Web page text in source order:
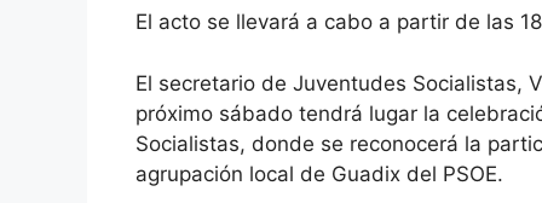
El acto se llevará a cabo a partir de las
El secretario de Juventudes Socialistas,
próximo sábado tendrá lugar la
Socialistas, donde se reconocerá la
agrupación local de Guadix del PSOE.